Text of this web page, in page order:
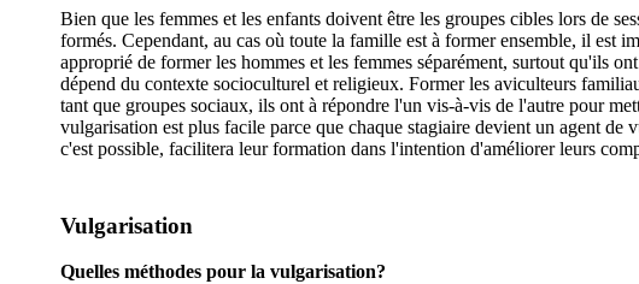
Bien que les femmes et les enfants doivent être les groupes cibles lors de
formés. Cependant, au cas où toute la famille est à former ensemble, il est
approprié de former les hommes et les femmes séparément, surtout qu'ils
dépend du contexte socioculturel et religieux. Former les aviculteurs
tant que groupes sociaux, ils ont à répondre l'un vis-à-vis de l'autre pour
vulgarisation est plus facile parce que chaque stagiaire devient un agent
c'est possible, facilitera leur formation dans l'intention d'améliorer leurs
Vulgarisation
Quelles méthodes pour la vulgarisation?